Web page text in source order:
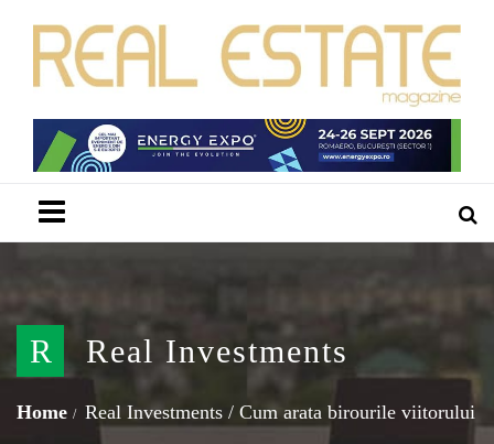
R Real Investments
Home Real Investments / Cum arata birourile viitorului